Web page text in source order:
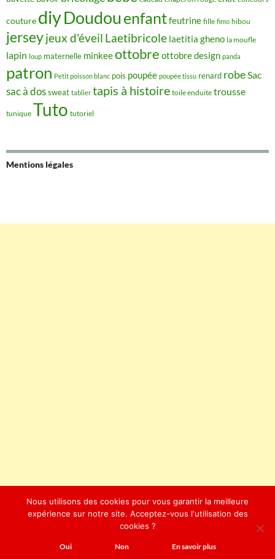
couture diyDoudou enfantfeutrine fille fimo hibou
jerseyjeux d'éveil Laetibricole laetitia gheno la moufle
lapin loup maternelle minkeeottobre ottobre design panda
patron Petit poisson blanc pois poupée poupée tissu renard robe Sac
sac à dossweat tablier tapis à histoire toile enduite trousse
tunique Tuto tutoriel
Mentions légales
Nous utilisons des cookies pour vous garantir la meilleure
expérience sur notre site. Acceptez-vous l'utilisation des
cookies ?
Oui Non En savoir plus